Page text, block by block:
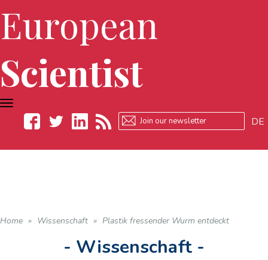
European
Scientist
DE
TOGGLE
NAVIGATION
Home » Wissenschaft » Plastik fressender Wurm entdeckt
- Wissenschaft -